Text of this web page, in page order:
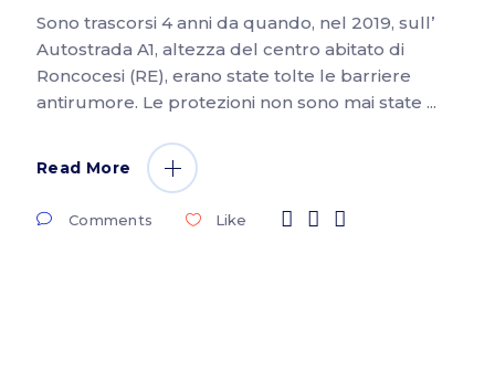
Sono trascorsi 4 anni da quando, nel 2019, sull’
Autostrada A1, altezza del centro abitato di
Roncocesi (RE), erano state tolte le barriere
antirumore. Le protezioni non sono mai state
Read More
Comments Like